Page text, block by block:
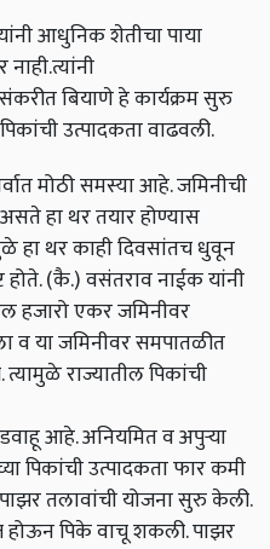
आधुनिक शेतीचा पाया
बियाणे हे कार्यक्रम सुरु
उत्पादकता वाढवली.
मोठी समस्या आहे. जमिनीची
हा थर तयार होण्यास
हा थर काही दिवसांतच धुवून
होते. (कै.) वसंतराव नाईक यांनी
हजारो एकर जमिनीवर
व या जमिनीवर समपातळीत
राज्यातील पिकांची
आहे. अनियमित व अपुऱ्या
पिकांची उत्पादकता फार कमी
तलावांची योजना सुरु केली.
होऊन पिके वाचू शकली. पाझर